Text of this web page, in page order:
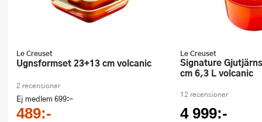
Le Creuset
Ugnsformset 23+13 cm volcanic
2 recensioner
Ej medlem 699:-
489:-
Le Creuset
Signature Gjutjärnsgryta rund 26
cm 6,3 L volcanic
12 recensioner
4 999:-